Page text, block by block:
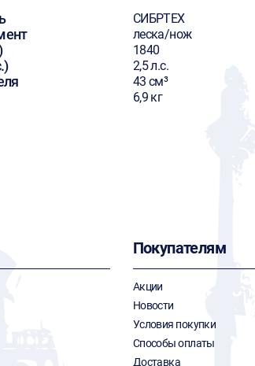
СИБРТЕХ
леска/нож
1840
2,5 л.с.
43 см³
6,9 кг
Покупателям
Акции
Новости
Условия покупки
Способы оплаты
Доставка